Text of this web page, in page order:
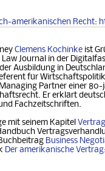
amerikanischen Recht:
Clemens Kochinke ist
Journal in der
Ausbildung in
für
Part­ner einer
Er erklärt
Fachzeitschriften.
mit seinem Kapitel
Business
Der ame­ri­ka­ni­sche